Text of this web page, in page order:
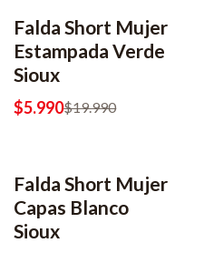
-70% OFF
Falda Short Mujer
Estampada Verde
Sioux
$5.990$19.990
-60% OFF
Falda Short Mujer
Capas Blanco
Sioux